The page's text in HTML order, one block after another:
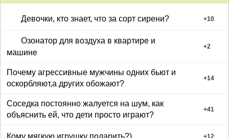
Девочки, кто знает, что за сорт сирени? +10
Озонатор для воздуха в квартире и
машине
+2
Почему агрессивные мужчины одних бьют и
оскорбляют,а других обожают?
+14
Соседка постоянно жалуется на шум, как
объяснить ей, что дети просто играют?
+41